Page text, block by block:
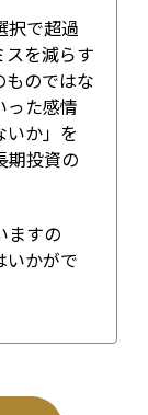
択で超過
スを減らす
ものではな
った感情
いか」を
期投資の
ますの
いかがで